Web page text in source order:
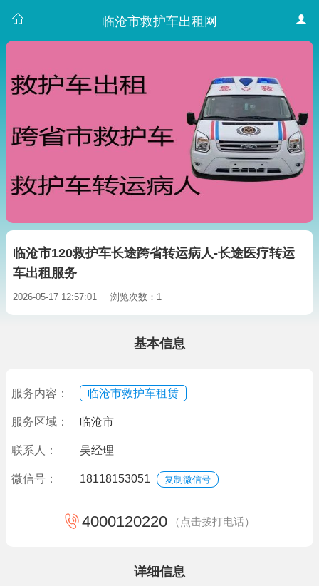
临沧市救护车出租网
临沧市120救护车长途跨省转运病人-长途医疗转运
车出租服务
2026-05-17 12:57:01 浏览次数：1
基本信息
服务内容： 临沧市救护车租赁
服务区域： 临沧市
联系人： 吴经理
微信号： 18118153051 复制微信号
4000120220 （点击拨打电话）
详细信息